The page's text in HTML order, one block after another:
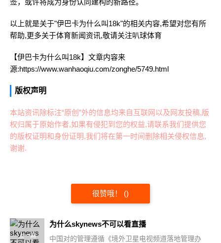
签，或许将成为身份认同建构的新路径。
以上就是关于"伊巴卡为什么叫18k"的相关内容,希望对您有所
帮助,更多关于体育新闻资讯,敬请关注叭球体育
【伊巴卡为什么叫18k】文章内容来
源:https://www.wanhaoqiu.com/zonghe/5749.html
版权声明
本站资讯除标注“原创”外的信息均来自互联网以及网友投稿,版
权归属于原始作者,如果有侵犯到您的权益,请联系我们提供您
的版权证明和身份证明,我们将在第一时间删除相关侵权信息,
谢谢.
很赞哦！ ()
上一篇
为什么skynews不可以看直播
中国对的管理遵循《境外卫星电视频道落地管理办